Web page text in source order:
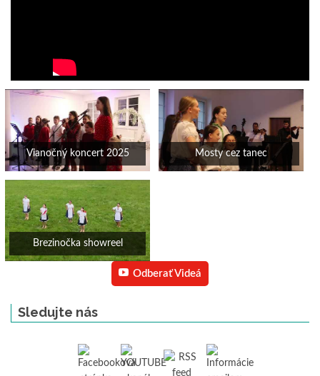
Odberať Videá
Vianočný koncert 2025 Mosty cez tanec
Brezinočka showreel
Sledujte nás